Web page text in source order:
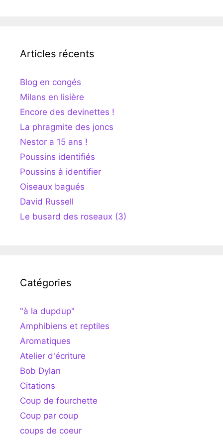
Articles récents
Blog en congés
Milans en lisière
Encore des devinettes !
La phragmite des joncs
Nestor a 15 ans !
Poussins identifiés
Poussins à identifier
Oiseaux bagués
David Russell
Le busard des roseaux (3)
Catégories
"à la dupdup"
Amphibiens et reptiles
Aromatiques
Atelier d'écriture
Bob Dylan
Citations
Coup de fourchette
Coup par coup
coups de coeur